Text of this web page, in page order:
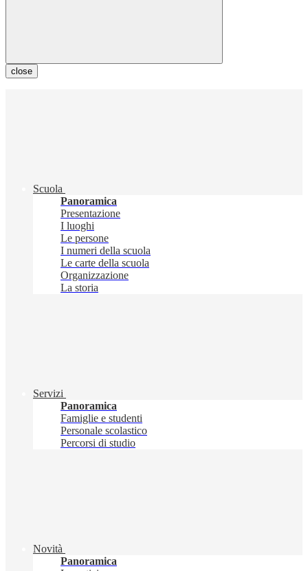
close
Scuola
Panoramica
Presentazione
I luoghi
Le persone
I numeri della scuola
Le carte della scuola
Organizzazione
La storia
Servizi
Panoramica
Famiglie e studenti
Personale scolastico
Percorsi di studio
Novità
Panoramica